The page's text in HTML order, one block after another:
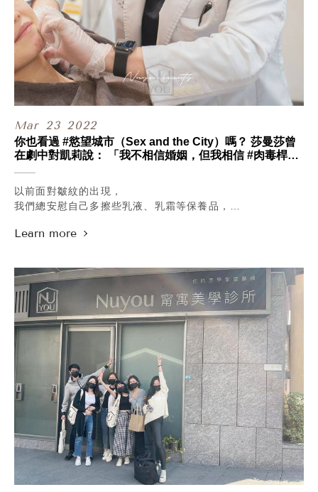
直播的最後我們兩個都有點感傷，
因為不回顧還好，
一回顧發現自己真的很堅強，
甯寓在疫情最艱難的時刻起步，
一天天咬牙地撐過直到今天，
至今疫情仍尚未結束，
堅持自己理想的同時，
也持續為更多人的人生帶來感動，
讓他們明白原來自己還可以更好，
也做到了更好。
.
理解自己不需為誰改變，
我們貫徹使命然後去影響更多的人，
相信這就是我們無論多麼艱苦困難，
都還要在美業繼續努力下去的價值和信念。
Mar 23 2022
你也看過 #慾望城市（Sex and the City）嗎？ 莎曼莎曾
在劇中對凱莉說： 「我不相信婚姻，但我相信 #肉毒桿菌
以前面對皺紋的出現，
我們總安慰自己多擦些乳液、乳霜等保養品，
但自從 #肉毒微整 這個項目誕生後，
以及造成臉部視覺肥大的 #咀嚼肌，
看起來寬大的肩頸或 #蘿蔔腿，
通通打個針就能改善，真的是太幸福了！
.
其實醫美使用的肉毒桿菌並不是毒，
是一種天然、純化的蛋白質，
透過 #治療過度活躍的肌肉，
讓造成皺紋的肌肉放鬆，
#改善動態紋 的同時也達到 #除皺的效果，
這樣一點點的小改變不僅不容易被發現，
還能讓你看起來更美更年輕！
關於肉毒到底有哪些迷思需要破解，
一起跟著甯寓美學診所的
鄭黃中宇院長來看看文章吧！